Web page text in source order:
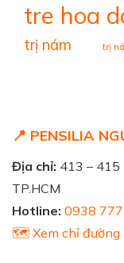
tre hoa
trị nám trị
📍 PENSILIA
Địa chỉ: 413 – 415
TP.HCM
Hotline: 0938
🗺️ Xem chỉ đường